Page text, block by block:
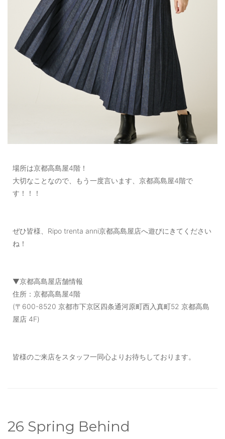
場所は京都高島屋4階！
大切なことなので、もう一度言います、京都高島屋4階で
す！！！
ぜひ皆様、Ripo trenta anni京都高島屋店へ遊びにきてください
ね！
▼京都高島屋店舗情報
住所：京都高島屋4階
(〒600-8520 京都市下京区四条通河原町西入真町52 京都高島
屋店 4F)
皆様のご来店をスタッフ一同心よりお待ちしております。
26 Spring Behind